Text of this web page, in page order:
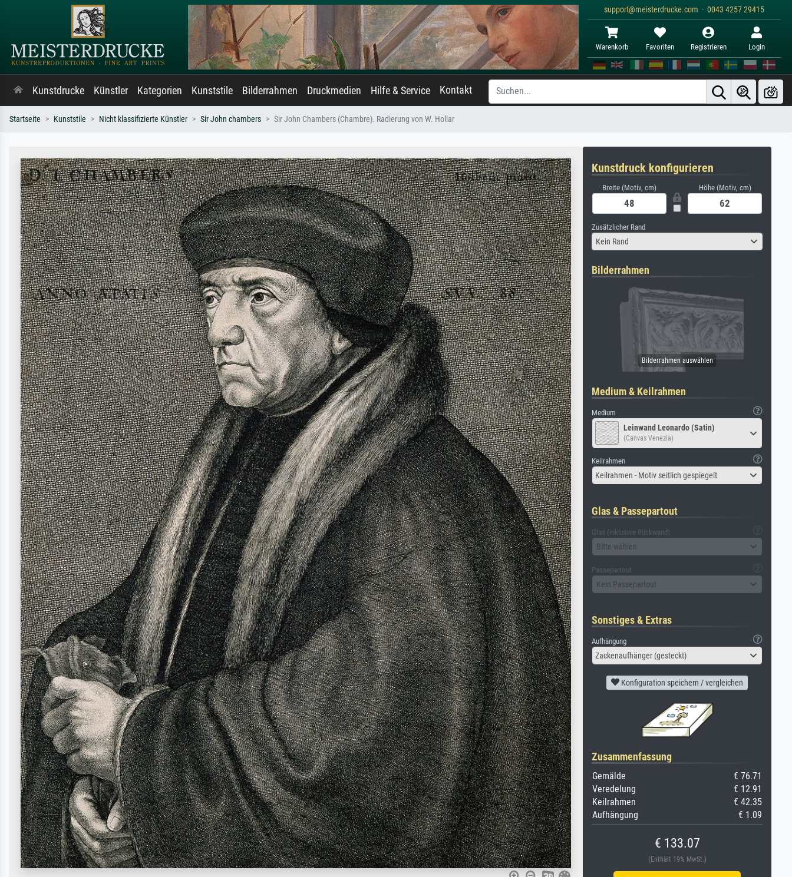
support@meisterdrucke.com · 0043 4257 29415
Warenkorb Favoriten Registrieren Login
Kunstdrucke Künstler Kategorien Kunststile Bilderrahmen Druckmedien Hilfe & Service Kontakt
Startseite Kunststile Nicht klassifizierte Künstler Sir John chambers Sir John Chambers (Chambre). Radierung von W. Hollar
Kunstdruck konfigurieren
Breite (Motiv, cm) Höhe (Motiv, cm)
Zusätzlicher Rand
Kein Rand
Bilderrahmen
Medium & Keilrahmen
Medium
Leinwand Leonardo (Satin)
(Canvas Venezia)
Keilrahmen
Keilrahmen - Motiv seitlich gespiegelt
Glas & Passepartout
Glas (inklusive Rückwand)
Bitte wählen
Passepartout
Kein Passepartout
Sonstiges & Extras
Aufhängung
Zackenaufhänger (gesteckt)
Konfiguration speichern / vergleichen
Zusammenfassung
Gemälde
€ 76.71
Veredelung
€ 12.91
Keilrahmen
€ 42.35
Aufhängung
€ 1.09
€ 133.07
(Enthält 19% MwSt.)